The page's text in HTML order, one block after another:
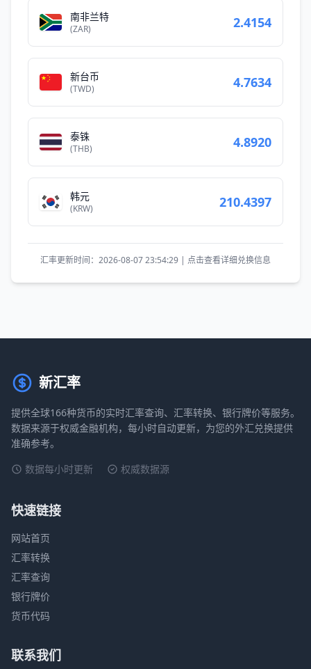
南非兰特
(ZAR) 2.4154
新台币
(TWD) 4.7634
泰铢
(THB) 4.8920
韩元
(KRW) 210.4397
汇率更新时间：2026-08-07 23:54:29 | 点击查看详细兑换信息
新汇率
提供全球166种货币的实时汇率查询、汇率转换、银行牌价等服务。
数据来源于权威金融机构，每小时自动更新，为您的外汇兑换提供
准确参考。
数据每小时更新
权威数据源
快速链接
网站首页
汇率转换
汇率查询
银行牌价
货币代码
联系我们